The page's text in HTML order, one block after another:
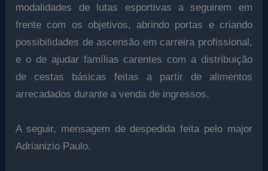
modalidades de lutas esportivas a seguirem em
frente com os objetivos, abrindo portas e criando
possibilidades de ascensão em carreira profissional,
e o de ajudar famílias carentes com a distribuição
de cestas básicas feitas a partir de alimentos
arrecadados durante a venda de ingressos.
A seguir, mensagem de despedida feita pelo major
Adrianizio Paulo.